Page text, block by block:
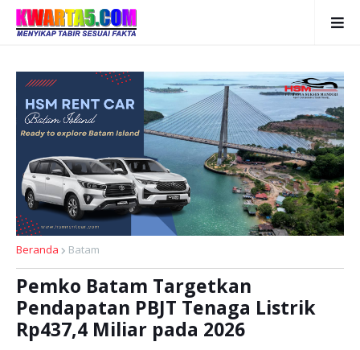
Beranda Batam
Pemko Batam Targetkan
Pendapatan PBJT Tenaga Listrik
Rp437,4 Miliar pada 2026